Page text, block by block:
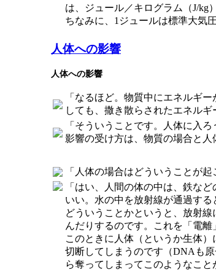
は、ジュール／キログラム（J/kg
ちなみに、1ジュールは標準大気
人体への影響
人体への影響
「なるほど。物質中にエネルギ
しても、撒き散らされたエネル
「そういうことです。人体に入
影響の受け方は、物質の場合と人
「人体の場合はどういうことが起
「はい、人間の体の中は、鉄な
いい。水の中を放射線が通過す
どういうことかというと、放射
んだりするのです。これを「電離
このときに人体（というか生体
切断してしまうのです（DNAも
ら奪ってしまってこのようなこと